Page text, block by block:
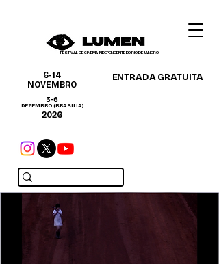
FESTIVAL DE CINEMA INDEPENDENTE DO RIO DE JANEIRO
6-14
NOVEMBRO
3-6
DEZEMBRO (BRASÍLIA)
2026
ENTRADA GRATUITA